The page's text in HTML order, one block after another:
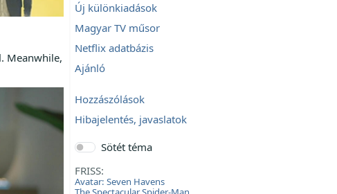
Meanwhile,
Új különkiadások
Magyar TV műsor
Netflix adatbázis
Ajánló
Hozzászólások
Hibajelentés, javaslatok
Sötét téma
FRISS:
Avatar: Seven Havens